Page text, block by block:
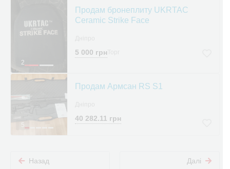
2
Продам бронеплиту UKRTAC
Ceramic Strike Face
5 000 грн
5
Продам Армсан RS S1
40 282.11 грн
Назад Далі